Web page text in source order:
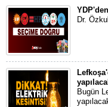
Dr.
Bugün